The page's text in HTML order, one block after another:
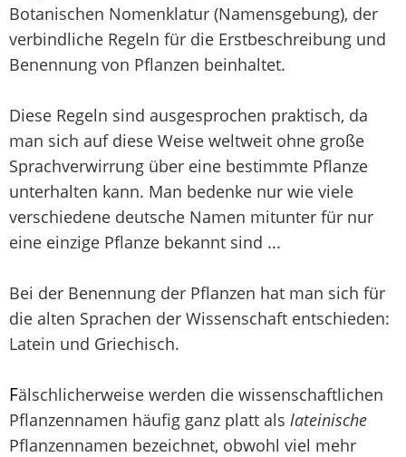
Botanischen Nomenklatur (Namensgebung), der
verbindliche Regeln für die Erstbeschreibung und
Benennung von Pflanzen beinhaltet.
Diese Regeln sind ausgesprochen praktisch, da
man sich auf diese Weise weltweit ohne große
Sprachverwirrung über eine bestimmte Pflanze
unterhalten kann. Man bedenke nur wie viele
verschiedene deutsche Namen mitunter für nur
eine einzige Pflanze bekannt sind ...
Bei der Benennung der Pflanzen hat man sich für
die alten Sprachen der Wissenschaft entschieden:
Latein und Griechisch.
Fälschlicherweise werden die wissenschaftlichen
Pflanzennamen häufig ganz platt als lateinische
Pflanzennamen bezeichnet, obwohl viel mehr